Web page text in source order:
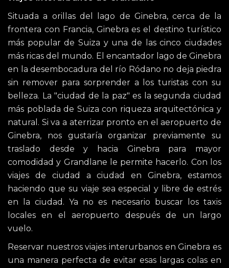
Situada a orillas del lago de Ginebra, cerca de la
frontera con Francia, Ginebra es el destino turístico
más popular de Suiza y una de las cinco ciudades
más ricas del mundo. El encantador lago de Ginebra
en la desembocadura del río Ródano no deja piedra
sin remover para sorprender a los turistas con su
belleza. La "ciudad de la paz" es la segunda ciudad
más poblada de Suiza con riqueza arquitectónica y
natural. Si va a aterrizar pronto en el aeropuerto de
Ginebra, nos gustaría organizar previamente su
traslado desde y hacia Ginebra para mayor
comodidad y Grandlane le permite hacerlo. Con los
viajes de ciudad a ciudad en Ginebra, estamos
haciendo que su viaje sea especial y libre de estrés
en la ciudad. Ya no es necesario buscar los taxis
locales en el aeropuerto después de un largo
vuelo.
Reservar nuestros viajes interurbanos en Ginebra es
una manera perfecta de evitar esas largas colas en